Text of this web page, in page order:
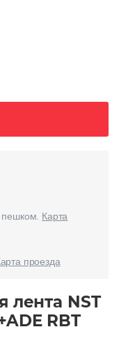
Карта
проезда
лента NST
RBT